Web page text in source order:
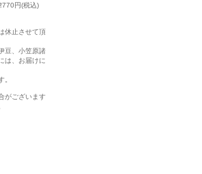
770円(税込)
休止させて頂
豆、小笠原諸
は、お届けに
。
がございます